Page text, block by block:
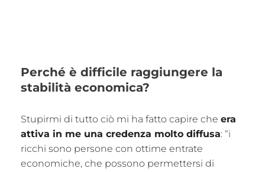
Perché è difficile raggiungere la
stabilità economica?
Stupirmi di tutto ciò mi ha fatto capire che era
attiva in me una credenza molto diffusa: “i
ricchi sono persone con ottime entrate
economiche, che possono permettersi di